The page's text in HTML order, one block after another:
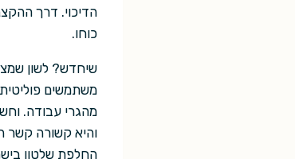
הדיכוי. דרך
כוחו.
שיחדש? לשון
משתמשים פוליטית
מהגרי עבודה.
והיא קשורה קשר
החלפת שלטון